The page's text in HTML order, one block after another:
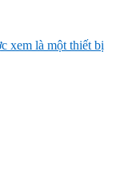
xem là một thiết bị